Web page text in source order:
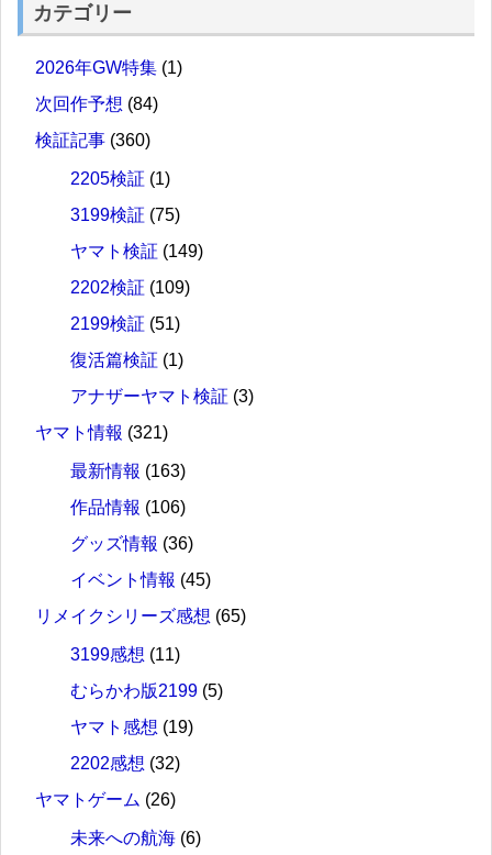
カテゴリー
2026年GW特集 (1)
次回作予想 (84)
検証記事 (360)
2205検証 (1)
3199検証 (75)
ヤマト検証 (149)
2202検証 (109)
2199検証 (51)
復活篇検証 (1)
アナザーヤマト検証 (3)
ヤマト情報 (321)
最新情報 (163)
作品情報 (106)
グッズ情報 (36)
イベント情報 (45)
リメイクシリーズ感想 (65)
3199感想 (11)
むらかわ版2199 (5)
ヤマト感想 (19)
2202感想 (32)
ヤマトゲーム (26)
未来への航海 (6)